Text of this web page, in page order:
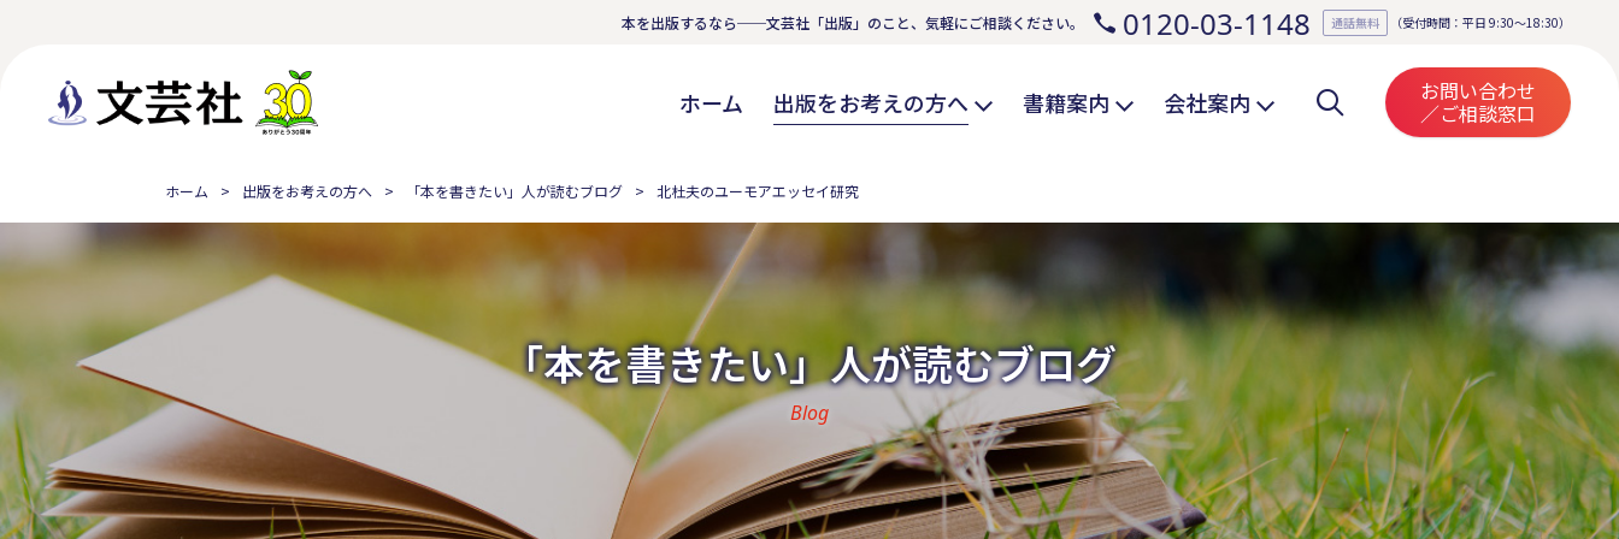
本を出版するなら──文芸社「出版」のこと、気軽にご相談ください。 0120-03-1148 通話無料 （受付時間：平日 9:30～18:30）
ホーム 出版をお考えの方へ 書籍案内 会社案内 お問い合わせ
／ご相談窓口
ホーム 出版をお考えの方へ 「本を書きたい」人が読むブログ 北杜夫のユーモアエッセイ研究
「本を書きたい」人が読むブログ
Blog